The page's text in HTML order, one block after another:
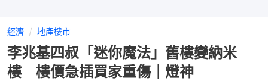
經濟 地產樓市
李兆基四叔「迷你魔法」舊樓變納米
樓 樓價急插買家重傷｜燈神